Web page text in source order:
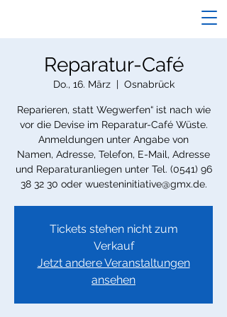
Reparatur-Café
Do., 16. März
  |
Osnabrück
Reparieren, statt Wegwerfen“ ist nach wie
vor die Devise im Reparatur-Café Wüste.
Anmeldungen unter Angabe von
Namen, Adresse, Telefon, E-Mail, Adresse
und Reparaturanliegen unter Tel. (0541) 96
38 32 30 oder wuesteninitiative@gmx.de.
Tickets stehen nicht zum
Verkauf
Jetzt andere Veranstaltungen
ansehen